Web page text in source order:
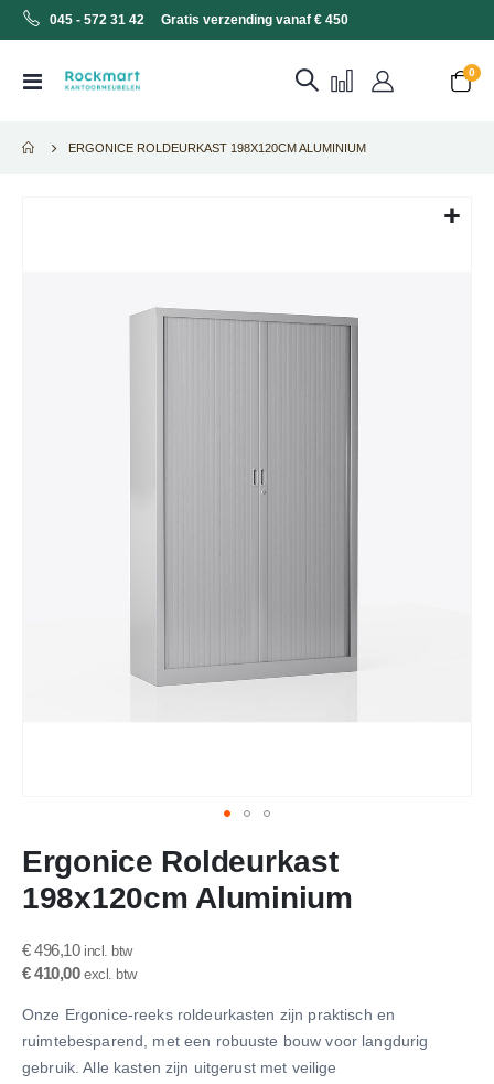
045 - 572 31 42 Gratis verzending vanaf € 450
Toggle
Cart
0
ERGONICE ROLDEURKAST 198X120CM ALUMINIUM
naar
het
begin
de
afbeeldingen-
Ergonice Roldeurkast
198x120cm Aluminium
€ 496,10
€ 410,00
Onze Ergonice-reeks roldeurkasten zijn praktisch en
ruimtebesparend, met een robuuste bouw voor langdurig
gebruik. Alle kasten zijn uitgerust met veilige